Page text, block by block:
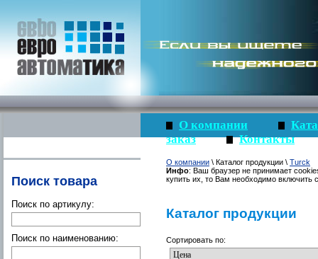
Поиск товара
Поиск по артикулу:
Поиск по наименованию:
О компании
заказ
Контакты
О компании \ Каталог продукции \ Turck
Инфо: Ваш браузер не принимает
купить их, то Вам необходимо включить
Каталог продукции
Сортировать по: